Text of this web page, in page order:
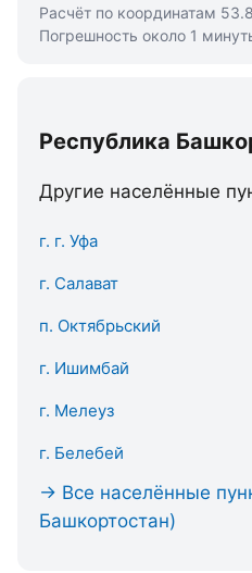
Расчёт по координатам
Погрешность около 1
Республика
Другие населённые
г. г. Уфа
г. Салават
п. Октябрьский
г. Ишимбай
г. Мелеуз
г. Белебей
→ Все населённые
Башкортостан)